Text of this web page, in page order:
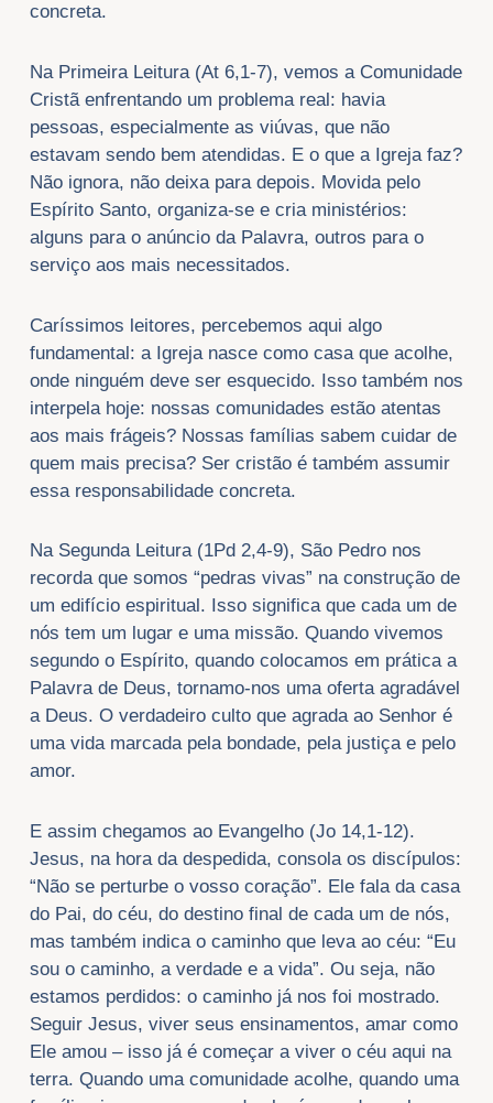
concreta.
Na Primeira Leitura (At 6,1-7), vemos a Comunidade
Cristã enfrentando um problema real: havia
pessoas, especialmente as viúvas, que não
estavam sendo bem atendidas. E o que a Igreja faz?
Não ignora, não deixa para depois. Movida pelo
Espírito Santo, organiza-se e cria ministérios:
alguns para o anúncio da Palavra, outros para o
serviço aos mais necessitados.
Caríssimos leitores, percebemos aqui algo
fundamental: a Igreja nasce como casa que acolhe,
onde ninguém deve ser esquecido. Isso também nos
interpela hoje: nossas comunidades estão atentas
aos mais frágeis? Nossas famílias sabem cuidar de
quem mais precisa? Ser cristão é também assumir
essa responsabilidade concreta.
Na Segunda Leitura (1Pd 2,4-9), São Pedro nos
recorda que somos “pedras vivas” na construção de
um edifício espiritual. Isso significa que cada um de
nós tem um lugar e uma missão. Quando vivemos
segundo o Espírito, quando colocamos em prática a
Palavra de Deus, tornamo-nos uma oferta agradável
a Deus. O verdadeiro culto que agrada ao Senhor é
uma vida marcada pela bondade, pela justiça e pelo
amor.
E assim chegamos ao Evangelho (Jo 14,1-12).
Jesus, na hora da despedida, consola os discípulos:
“Não se perturbe o vosso coração”. Ele fala da casa
do Pai, do céu, do destino final de cada um de nós,
mas também indica o caminho que leva ao céu: “Eu
sou o caminho, a verdade e a vida”. Ou seja, não
estamos perdidos: o caminho já nos foi mostrado.
Seguir Jesus, viver seus ensinamentos, amar como
Ele amou – isso já é começar a viver o céu aqui na
terra. Quando uma comunidade acolhe, quando uma